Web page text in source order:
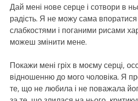
Дай мені нове серце і сотвори в
радість. Я не можу сама впоратися
слабкостями і поганими рисами
можеш змінити мене.
Покажи мені гріх в моєму серці,
відношенню до мого чоловіка. Я
те, що не любила і не поважала